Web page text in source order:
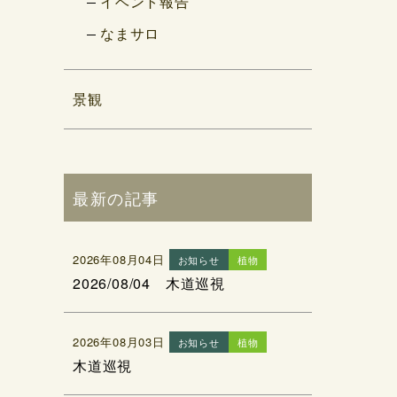
なまサロ
景観
最新の記事
2026年08月04日 お知らせ 植物
2026/08/04 木道巡視
2026年08月03日 お知らせ 植物
木道巡視